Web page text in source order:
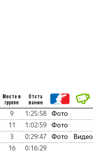
Место в
группе
Отста
вание
9 1:25:58
Фото
11 1:02:59 Фото
3 0:29:47 Фото Видео
16
0:16:29